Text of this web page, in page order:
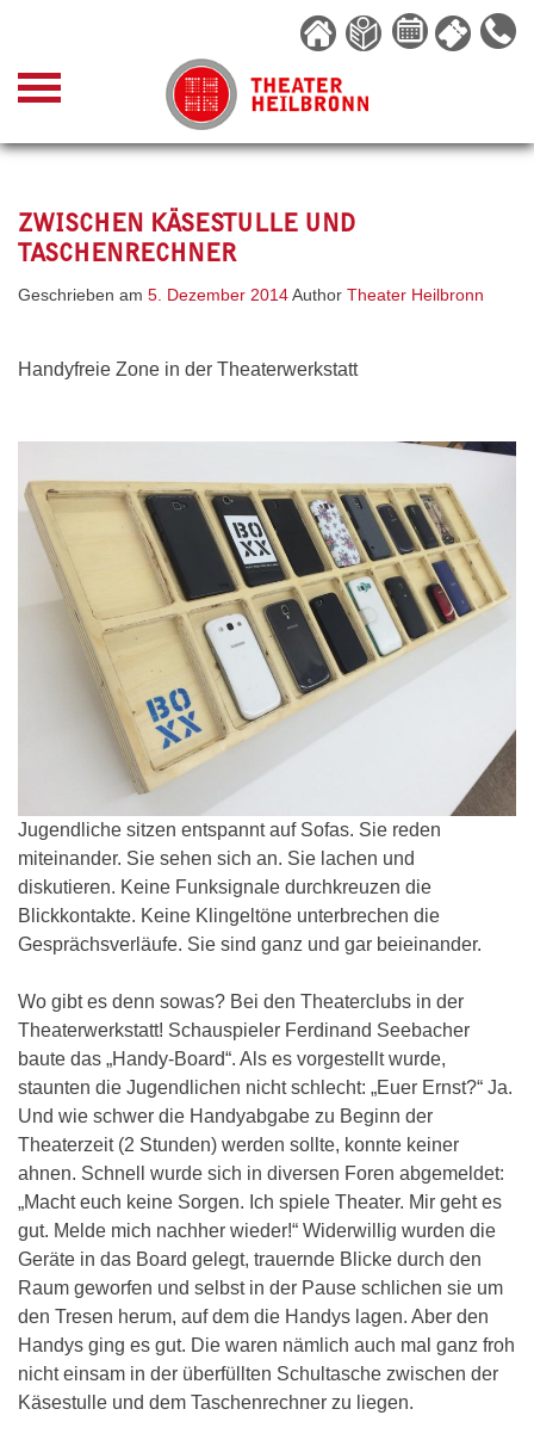
content
ZWISCHEN KÄSESTULLE UND
TASCHENRECHNER
Geschrieben am 5. Dezember 2014Author Theater Heilbronn
Handyfreie Zone in der Theaterwerkstatt
Jugendliche sitzen entspannt auf Sofas. Sie reden
miteinander. Sie sehen sich an. Sie lachen und
diskutieren. Keine Funksignale durchkreuzen die
Blickkontakte. Keine Klingeltöne unterbrechen die
Gesprächsverläufe. Sie sind ganz und gar beieinander.
Wo gibt es denn sowas? Bei den Theaterclubs in der
Theaterwerkstatt! Schauspieler Ferdinand Seebacher
baute das „Handy-Board“. Als es vorgestellt wurde,
staunten die Jugendlichen nicht schlecht: „Euer Ernst?“ Ja.
Und wie schwer die Handyabgabe zu Beginn der
Theaterzeit (2 Stunden) werden sollte, konnte keiner
ahnen. Schnell wurde sich in diversen Foren abgemeldet:
„Macht euch keine Sorgen. Ich spiele Theater. Mir geht es
gut. Melde mich nachher wieder!“ Widerwillig wurden die
Geräte in das Board gelegt, trauernde Blicke durch den
Raum geworfen und selbst in der Pause schlichen sie um
den Tresen herum, auf dem die Handys lagen. Aber den
Handys ging es gut. Die waren nämlich auch mal ganz froh
nicht einsam in der überfüllten Schultasche zwischen der
Käsestulle und dem Taschenrechner zu liegen.